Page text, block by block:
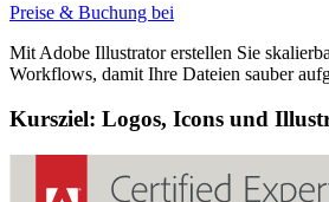
Preise & Buchung bei
Mit Adobe Illustratorerstellen Sie
Workflows, damit Ihre Dateien sauber
Kursziel: Logos, Icons und